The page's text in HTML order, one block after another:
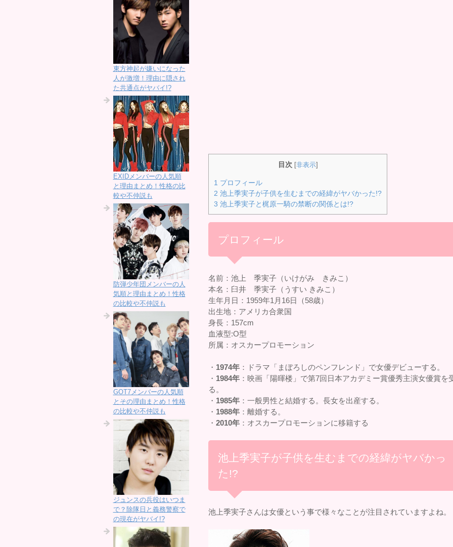
目次 [非表示]
1 プロフィール
2 池上季実子が子供を生むまでの経緯がヤバかった!?
3 池上季実子と梶原一騎の禁断の関係とは!?
プロフィール
名前：池上 季実子（いけがみ きみこ）
本名：臼井 季実子（うすい きみこ）
生年月日：1959年1月16日（58歳）
出生地：アメリカ合衆国
身長：157cm
血液型:O型
所属：オスカープロモーション
・ 1974年 ：ドラマ「まぼろしのペンフレンド」で女優デビューする。
・ 1984年 ：映画「陽暉楼」で第7回日本アカデミー賞優秀主演女優賞を
る。
・ 1985年 ：一般男性と結婚する。長女を出産する。
・ 1988年 ：離婚する。
・2010年 ：オスカープロモーションに移籍する
池上季実子が子供を生むまでの経緯がヤバかっ
た!?
池上季実子さんは女優という事で様々なことが注目されていますよね。
東方神起が嫌いになった
人が激増！理由に隠され
た共通点がヤバイ!?
EXIDメンバーの人気順
と理由まとめ！性格の比
較や不仲説も
防弾少年団メンバーの人
気順と理由まとめ！性格
の比較や不仲説も
GOT7メンバーの人気順
とその理由まとめ！性格
の比較や不仲説も
ジュンスの兵役はいつま
で？除隊日と義務警察で
の現在がヤバイ!?